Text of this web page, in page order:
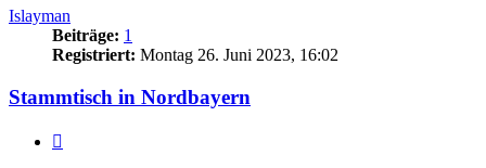
Islayman
Beiträge: 1
Registriert: Montag 26. Juni 2023, 16:02
Stammtisch in Nordbayern